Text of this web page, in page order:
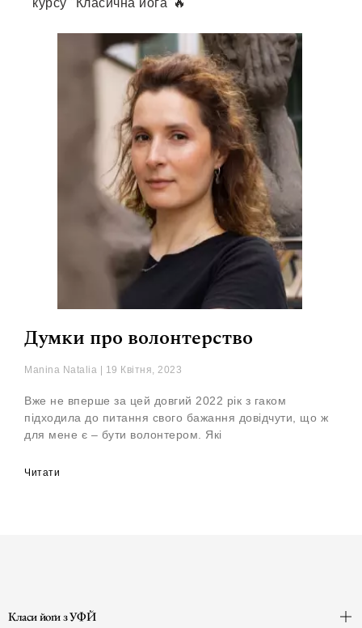
курсу "Класична йога"🔥
Думки про волонтерство
Manina Natalia 19 Квітня, 2023
Вже не вперше за цей довгий 2022 рік з гаком
підходила до питання свого бажання довідчути, що ж
для мене є – бути волонтером. Які
Читати
Класи йоґи з УФЙ